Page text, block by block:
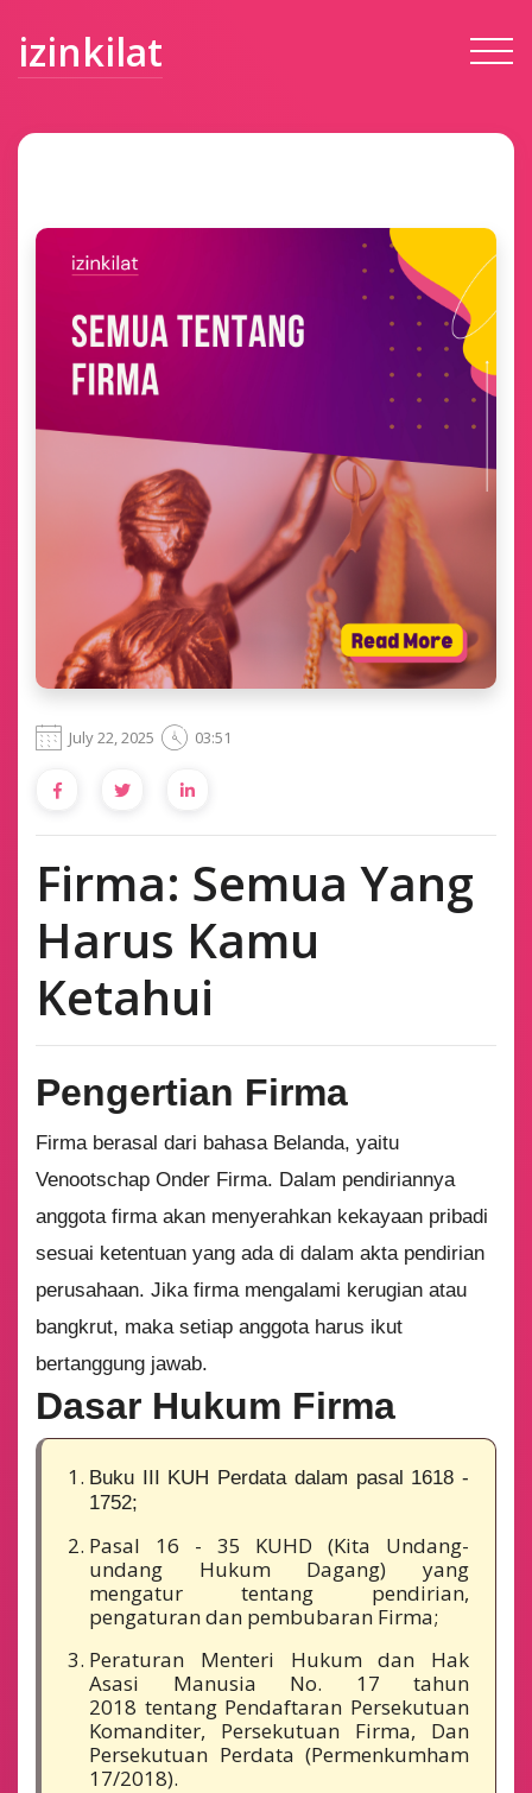
izinkilat
July 22, 2025 03:51
Firma: Semua Yang
Harus Kamu
Ketahui
Pengertian Firma
Firma berasal dari bahasa Belanda, yaitu
Venootschap Onder Firma. Dalam pendiriannya
anggota firma akan menyerahkan kekayaan pribadi
sesuai ketentuan yang ada di dalam akta pendirian
perusahaan. Jika firma mengalami kerugian atau
bangkrut, maka setiap anggota harus ikut
bertanggung jawab.
Dasar Hukum Firma
Buku III KUH Perdata dalam pasal 1618 -
1752;
Pasal 16 - 35 KUHD (Kita Undang-
undang Hukum Dagang) yang
mengatur tentang pendirian,
pengaturan dan pembubaran Firma;
Peraturan Menteri Hukum dan Hak
Asasi Manusia No. 17 tahun
2018 tentang Pendaftaran Persekutuan
Komanditer, Persekutuan Firma, Dan
Persekutuan Perdata (Permenkumham
17/2018).